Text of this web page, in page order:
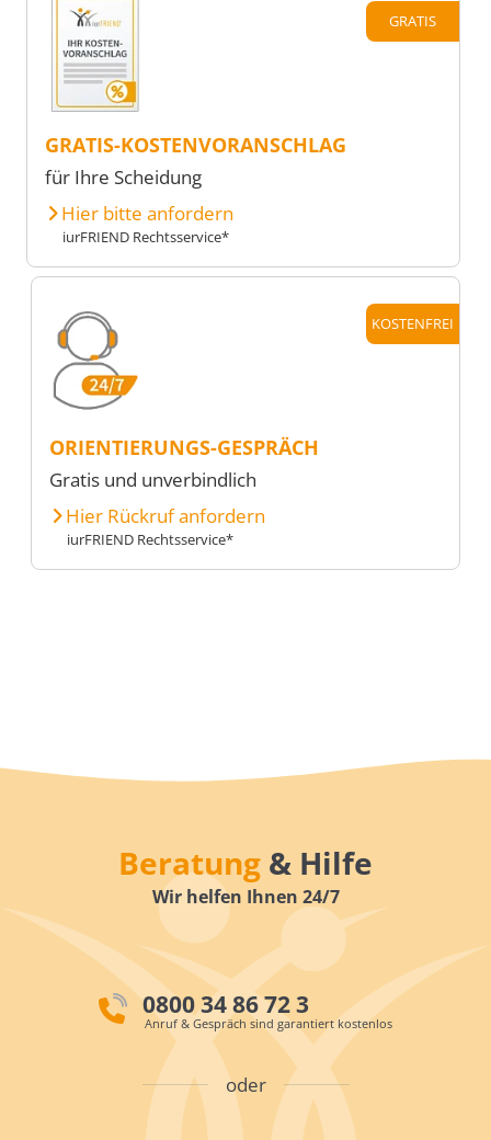
GRATIS
GRATIS-KOSTENVORANSCHLAG
für Ihre Scheidung
Hier bitte anfordern
iurFRIEND Rechtsservice*
KOSTENFREI
ORIENTIERUNGS-GESPRÄCH
Gratis und unverbindlich
Hier Rückruf anfordern
iurFRIEND Rechtsservice*
Beratung & Hilfe
Wir helfen Ihnen 24/7
0800 34 86 72 3
Anruf & Gespräch sind garantiert kostenlos
oder